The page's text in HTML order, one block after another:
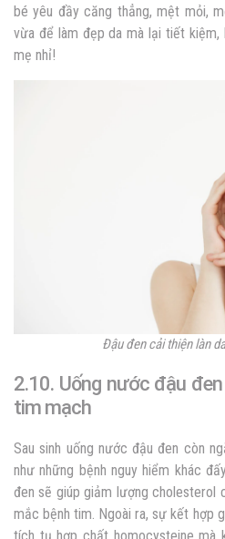
bé yêu đầy căng thẳng, mệt mỏi,
vừa để làm đẹp da mà lại tiết kiệm,
mẹ nhỉ!
Đậu đen cải thiện làn
2.10. Uống nước đậu
tim mạch
Sau sinh uống nước đậu đen còn
như những bệnh nguy hiểm khác
đen sẽ giúp giảm lượng cholesterol
mắc bệnh tim. Ngoài ra, sự kết hợp